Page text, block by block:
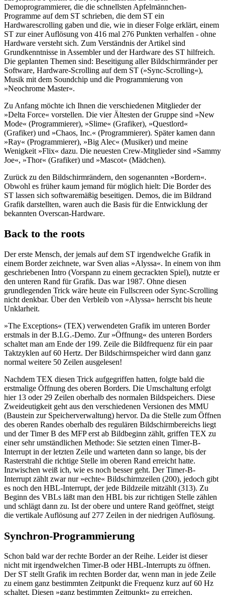
Demoprogrammierer, die die schnellsten Apfelmännchen-
Programme auf dem ST schrieben, die dem ST ein
Hardwarescrolling gaben und die, wie in dieser Folge erklärt, einem
ST zur einer Auflösung von 416 mal 276 Punkten verhalfen - ohne
Hardware versteht sich. Zum Verständnis der Artikel sind
Grundkenntnisse in Assembler und der Hardware des ST hilfreich.
Die geplanten Themen sind: Beseitigung aller Bildschirmränder per
Software, Hardware-Scrolling auf dem ST (»Sync-Scrolling«),
Musik mit dem Soundchip und die Programmierung von
»Neochrome Master«.
Zu Anfang möchte ich Ihnen die verschiedenen Mitglieder der
»Delta Force« vorstellen. Die vier Ältesten der Gruppe sind »New
Mode« (Programmierer), »Slime« (Grafiker), »Questlord«
(Grafiker) und »Chaos, Inc.« (Programmierer). Später kamen dann
»Ray« (Programmierer), »Big Alec« (Musiker) und meine
Wenigkeit »Flix« dazu. Die neuesten Crew-Mitglieder sind »Sammy
Joe«, »Thor« (Grafiker) und »Mascot« (Mädchen).
Zurück zu den Bildschirmrändern, den sogenannten »Bordern«.
Obwohl es früher kaum jemand für möglich hielt: Die Border des
ST lassen sich softwaremäßig beseitigen. Demos, die im Bildrand
Grafik darstellten, waren auch die Basis für die Entwicklung der
bekannten Overscan-Hardware.
Back to the roots
Der erste Mensch, der jemals auf dem ST irgendwelche Grafik in
einem Border zeichnete, war Sven alias »Alyssa«. In einem von ihm
geschriebenen Intro (Vorspann zu einem gecrackten Spiel), nutzte er
den unteren Rand für Grafik. Das war 1987. Ohne diesen
grundlegenden Trick wäre heute ein Fullscreen oder Sync-Scrolling
nicht denkbar. Über den Verbleib von »Alyssa« herrscht bis heute
Unklarheit.
»The Exceptions« (TEX) verwendeten Grafik im unteren Border
erstmals in der B.I.G.-Demo. Zur »Öffnung« des unteren Borders
schaltet man am Ende der 199. Zeile die Bildfrequenz für ein paar
Taktzyklen auf 60 Hertz. Der Bildschirmspeicher wird dann ganz
normal weitere 50 Zeilen ausgelesen!
Nachdem TEX diesen Trick aufgegriffen hatten, folgte bald die
erstmalige Öffnung des oberen Borders. Die Umschaltung erfolgt
hier 13 oder 29 Zeilen oberhalb des normalen Bildspeichers. Diese
Zweideutigkeit geht aus den verschiedenen Versionen des MMU
(Baustein zur Speicherverwaltung) hervor. Da die Stelle zum Öffnen
des oberen Randes oberhalb des regulären Bildschirmbereichs liegt
und der Timer B des MFP erst ab Bildbeginn zählt, griffen TEX zu
einer sehr umständlichen Methode: Sie setzten einen Timer-B-
Interrupt in der letzten Zeile und warteten dann so lange, bis der
Rasterstrahl die richtige Stelle im oberen Rand erreicht hatte.
Inzwischen weiß ich, wie es noch besser geht. Der Timer-B-
Interrupt zählt zwar nur »echte« Bildschirmzeilen (200), jedoch gibt
es noch den HBL-Interrupt, der jede Bildzeile mitzählt (313). Zu
Beginn des VBLs läßt man den HBL bis zur richtigen Stelle zählen
und schlägt dann zu. Ist der obere und untere Rand geöffnet, steigt
die vertikale Auflösung auf 277 Zeilen in der niedrigen Auflösung.
Synchron-Programmierung
Schon bald war der rechte Border an der Reihe. Leider ist dieser
nicht mit irgendwelchen Timer-B oder HBL-Interrupts zu öffnen.
Der ST stellt Grafik im rechten Border dar, wenn man in jede Zeile
zu einem ganz bestimmten Zeitpunkt die Frequenz kurz auf 60 Hz
schaltet. Diesen »ganz bestimmten Zeitpunkt« zu erreichen,